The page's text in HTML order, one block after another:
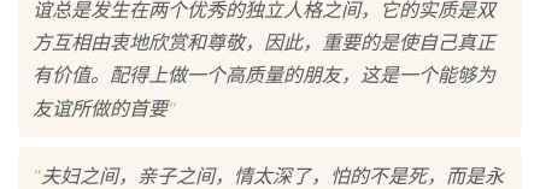
谊总是发生在两个优秀的独立人格之间，它的实质是双
方互相由衷地欣赏和尊敬，因此，重要的是使自己真正
有价值。配得上做一个高质量的朋友，这是一个能够为
友谊所做的首要"
"夫妇之间，亲子之间，情太深了，怕的不是死，而是永